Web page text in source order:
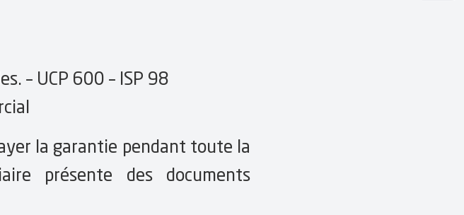
– UCP 600 – ISP 98
la garantie pendant toute la
présente des documents